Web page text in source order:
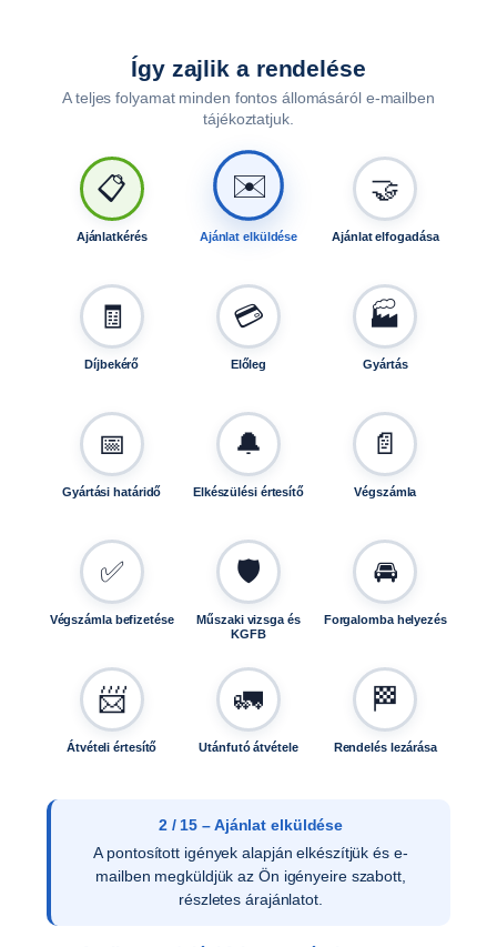
Így zajlik a rendelése
A teljes folyamat minden fontos állomásáról e-mailben
tájékoztatjuk.
📋
Ajánlatkérés
✉️
Ajánlat elküldése
🤝
Ajánlat elfogadása
🧾
Díjbekérő
💳
Előleg
🏭
Gyártás
📅
Gyártási határidő
🔔
Elkészülési értesítő
📄
Végszámla
✅
Végszámla befizetése
🛡️
Műszaki vizsga és
KGFB
🚘
Forgalomba helyezés
📨
Átvételi értesítő
🚛
Utánfutó átvétele
🏁
Rendelés lezárása
3 / 15 – Ajánlat elfogadása
Az ajánlat írásos elfogadását követően ellenőrizzük
a vevői adatokat, és rendelését rögzítjük
rendszerünkben.